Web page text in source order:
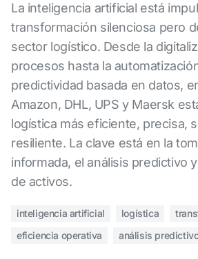
La inteligencia artificial está
transformación silenciosa pero
sector logístico. Desde la
procesos hasta la
predictividad basada en datos,
Amazon, DHL, UPS y Maersk
logística más eficiente, precisa,
resiliente. La clave está en la
informada, el análisis predictivo
de activos.
inteligencia artificial logística
eficiencia operativa
análisis